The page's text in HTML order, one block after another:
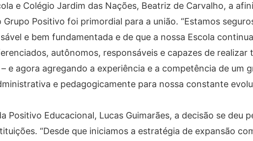
e Colégio Jardim das Nações, Beatriz de Carvalho, a
Positivo foi primordial para a união. “Estamos
e bem fundamentada e de que a nossa Escola
autônomos, responsáveis e capazes de realizar
e agora agregando a experiência e a competência de um
e pedagogicamente para nossa constante
Positivo Educacional, Lucas Guimarães, a decisão se deu
“Desde que iniciamos a estratégia de expansão